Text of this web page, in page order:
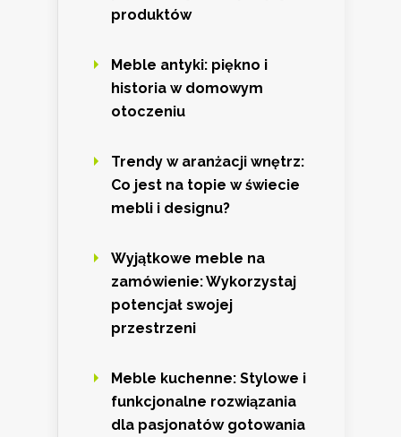
produktów
Meble antyki: piękno i
historia w domowym
otoczeniu
Trendy w aranżacji wnętrz:
Co jest na topie w świecie
mebli i designu?
Wyjątkowe meble na
zamówienie: Wykorzystaj
potencjał swojej
przestrzeni
Meble kuchenne: Stylowe i
funkcjonalne rozwiązania
dla pasjonatów gotowania